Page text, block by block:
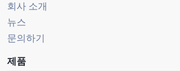
회사 소개
뉴스
문의하기
제품